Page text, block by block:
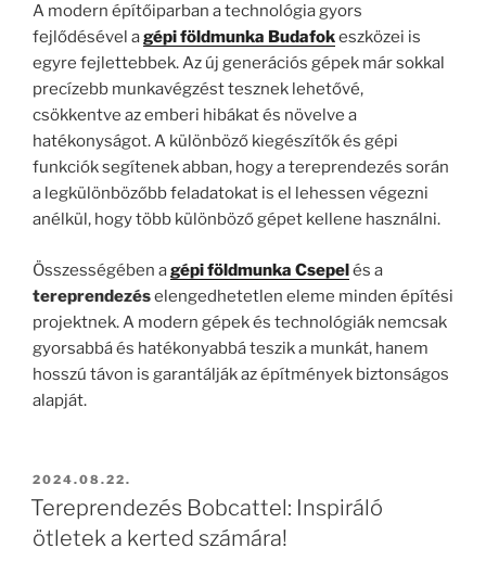
A modern építőiparban a technológia gyors
fejlődésével agépi földmunka Budafokeszközei is
egyre fejlettebbek. Az új generációs gépek már sokkal
precízebb munkavégzést tesznek lehetővé,
csökkentve az emberi hibákat és növelve a
hatékonyságot. A különböző kiegészítők és gépi
funkciók segítenek abban, hogy a tereprendezés során
a legkülönbözőbb feladatokat is el lehessen végezni
anélkül, hogy több különböző gépet kellene használni.
Összességében agépi földmunka Csepelés a
tereprendezéselengedhetetlen eleme minden építési
projektnek. A modern gépek és technológiák nemcsak
gyorsabbá és hatékonyabbá teszik a munkát, hanem
hosszú távon is garantálják az építmények biztonságos
alapját.
BEKÜLDVE:
2024.08.22.
Tereprendezés Bobcattel: Inspiráló
ötletek a kerted számára!